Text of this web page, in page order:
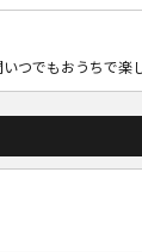
つでもおうちで楽